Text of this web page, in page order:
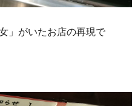
」がいたお店の再現で